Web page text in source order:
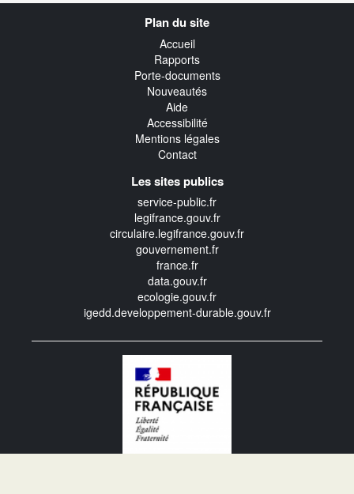
Plan du site
Accueil
Rapports
Porte-documents
Nouveautés
Aide
Accessibilité
Mentions légales
Contact
Les sites publics
service-public.fr
legifrance.gouv.fr
circulaire.legifrance.gouv.fr
gouvernement.fr
france.fr
data.gouv.fr
ecologie.gouv.fr
igedd.developpement-durable.gouv.fr